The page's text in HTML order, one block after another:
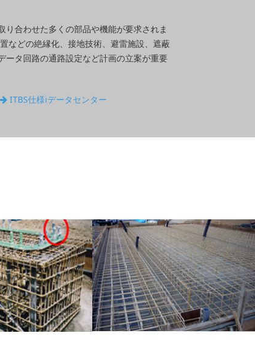
り合わせた多くの部品や機能が要求されま
などの絶縁化、接地技術、避雷施設、遮蔽
ータ回路の通路設定など計画の立案が重要
ITBS仕様iデータセンター
PC枕木